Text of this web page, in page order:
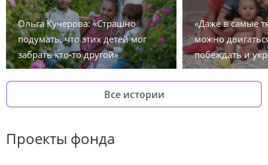
Ольга Кучерова: «Страшно
подумать, что этих детей мог
забрать кто-то другой»
«Даже в самые
можно
побеждать и
Все истории
Проекты фонда